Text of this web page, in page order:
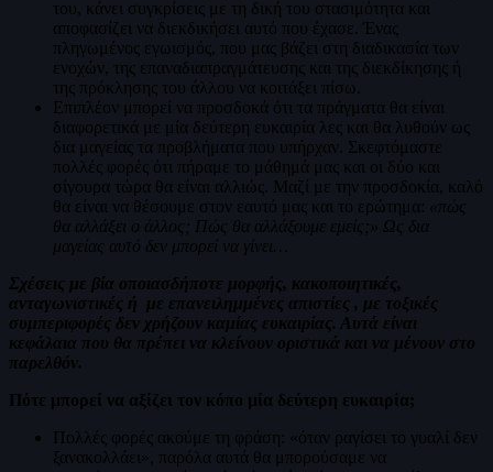
του, κάνει συγκρίσεις με τη δική του στασιμότητα και
αποφασίζει να διεκδικήσει αυτό που έχασε. Ένας
πληγωμένος εγωισμός, που μας βάζει στη διαδικασία των
ενοχών, της επαναδιαπραγμάτευσης και της διεκδίκησης ή
της πρόκλησης του άλλου να κοιτάξει πίσω.
Επιπλέον μπορεί να προσδοκά ότι τα πράγματα θα είναι
διαφορετικά με μία δεύτερη ευκαιρία λες και θα λυθούν ως
δια μαγείας τα προβλήματα που υπήρχαν. Σκεφτόμαστε
πολλές φορές ότι πήραμε το μάθημά μας και οι δύο και
σίγουρα τώρα θα είναι αλλιώς. Μαζί με την προσδοκία, καλό
θα είναι να θέσουμε στον εαυτό μας και το ερώτημα: «πώς
θα αλλάξει ο άλλος; Πώς θα αλλάξουμε εμείς;» Ως δια
μαγείας αυτό δεν μπορεί να γίνει…
Σχέσεις με βία οποιασδήποτε μορφής, κακοποιητικές,
ανταγωνιστικές ή με επανειλημμένες απιστίες , με τοξικές
συμπεριφορές δεν χρήζουν καμίας ευκαιρίας. Αυτά είναι
κεφάλαια που θα πρέπει να κλείνουν οριστικά και να μένουν στο
παρελθόν.
Πότε μπορεί να αξίζει τον κόπο μία δεύτερη ευκαιρία;
Πολλές φορές ακούμε τη φράση: «όταν ραγίσει το γυαλί δεν
ξανακολλάει», παρόλα αυτά θα μπορούσαμε να